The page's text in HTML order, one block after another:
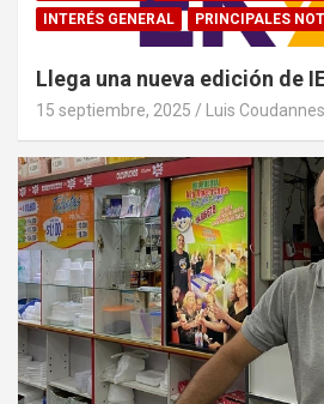
INTERÉS GENERAL
PRINCIPALES
Llega una nueva edición de
15 septiembre, 2025 Luis Coudannes